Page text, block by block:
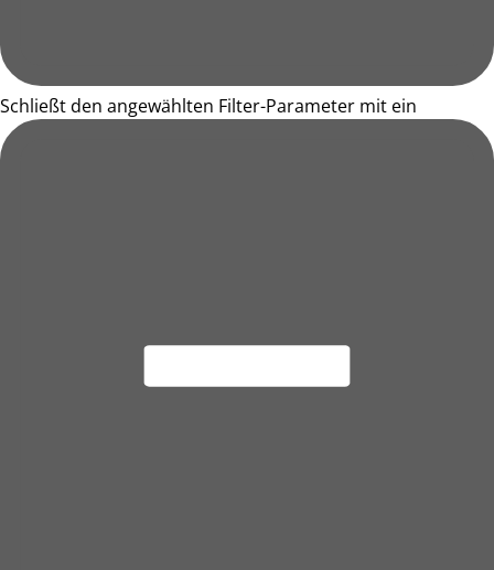
Schließt den angewählten Filter-Parameter mit ein